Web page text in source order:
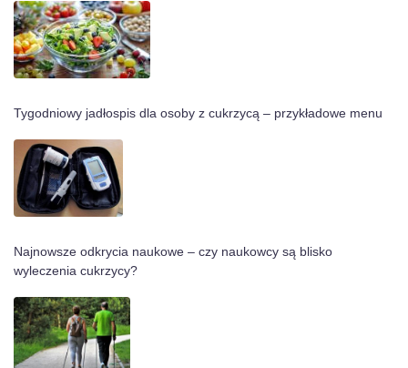
Tygodniowy jadłospis dla osoby z cukrzycą – przykładowe menu
Najnowsze odkrycia naukowe – czy naukowcy są blisko
wyleczenia cukrzycy?